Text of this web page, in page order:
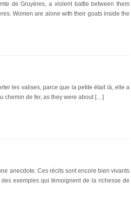
de Gruyères, a violent battle between them
Women are alone with their goats inside the
les valises, parce que la petite était là, elle a
chemin de fer, as they were about […]
anecdote. Ces récits sont encore bien vivants
exemples qui témoignent de la richesse de